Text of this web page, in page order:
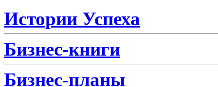
Истории Успеха
Бизнес-книги
Бизнес-планы